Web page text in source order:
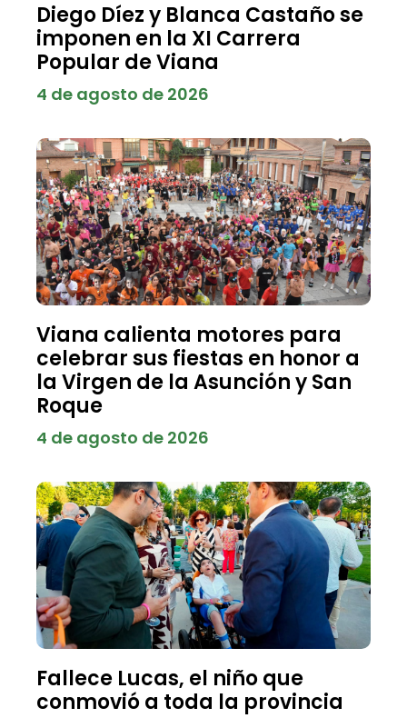
Diego Díez y Blanca Castaño se
imponen en la XI Carrera
Popular de Viana
4 de agosto de 2026
Viana calienta motores para
celebrar sus fiestas en honor a
la Virgen de la Asunción y San
Roque
4 de agosto de 2026
Fallece Lucas, el niño que
conmovió a toda la provincia